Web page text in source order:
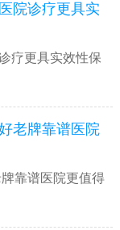
院诊疗更具实
疗更具实效性保
老牌靠谱医院
靠谱医院更值得